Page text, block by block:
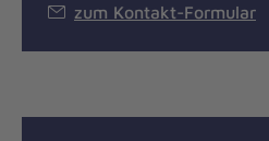
zum Kontakt-Formular